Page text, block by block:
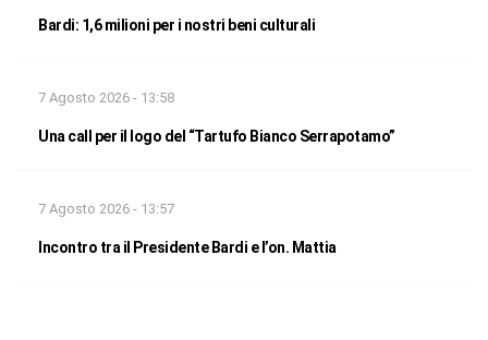
Bardi: 1,6 milioni per i nostri beni culturali
7 Agosto 2026 - 13:58
Una call per il logo del “Tartufo Bianco Serrapotamo”
7 Agosto 2026 - 13:57
Incontro tra il Presidente Bardi e l’on. Mattia